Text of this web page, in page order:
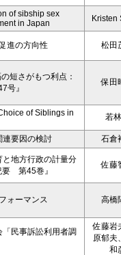
of sibship sex
in Japan
Kristen
進の方向性 松田
短さがもつ利点：
号』
保田
of Siblings in
若
連要因の検討 石倉
地方行政の計量分
要 第45巻』
佐藤
ォーマンス 高橋
民事訴訟利用者調
佐藤岩
原郁夫
和